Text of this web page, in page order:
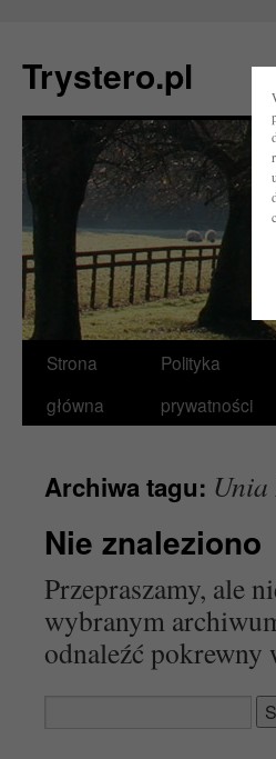
Trystero.pl
Przejdź
do
Strona
główna
Polityka
prywatności
Archiwa tagu: Unia
Nie znaleziono
Przepraszamy, ale
wybranym
odnaleźć pokrewny